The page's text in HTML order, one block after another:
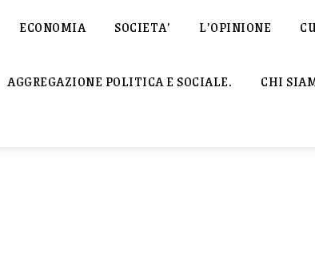
ECONOMIA SOCIETA’ L’OPINIONE
AGGREGAZIONE POLITICA E SOCIALE. CHI